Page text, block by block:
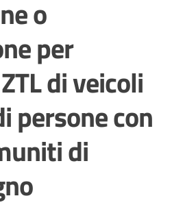
o
per
di veicoli
persone con
di